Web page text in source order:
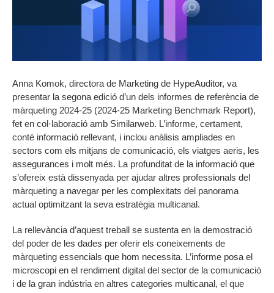
Anna Komok, directora de Marketing de HypeAuditor, va
presentar la segona edició d’un dels informes de referència de
màrqueting 2024-25 (2024-25 Marketing Benchmark Report),
fet en col·laboració amb Similarweb. L’informe, certament,
conté informació rellevant, i inclou anàlisis ampliades en
sectors com els mitjans de comunicació, els viatges aeris, les
assegurances i molt més. La profunditat de la informació que
s’ofereix està dissenyada per ajudar altres professionals del
màrqueting a navegar per les complexitats del panorama
actual optimitzant la seva estratègia multicanal.
La rellevància d’aquest treball se sustenta en la demostració
del poder de les dades per oferir els coneixements de
màrqueting essencials que hom necessita. L’informe posa el
microscopi en el rendiment digital del sector de la comunicació
i de la gran indústria en altres categories multicanal, el que